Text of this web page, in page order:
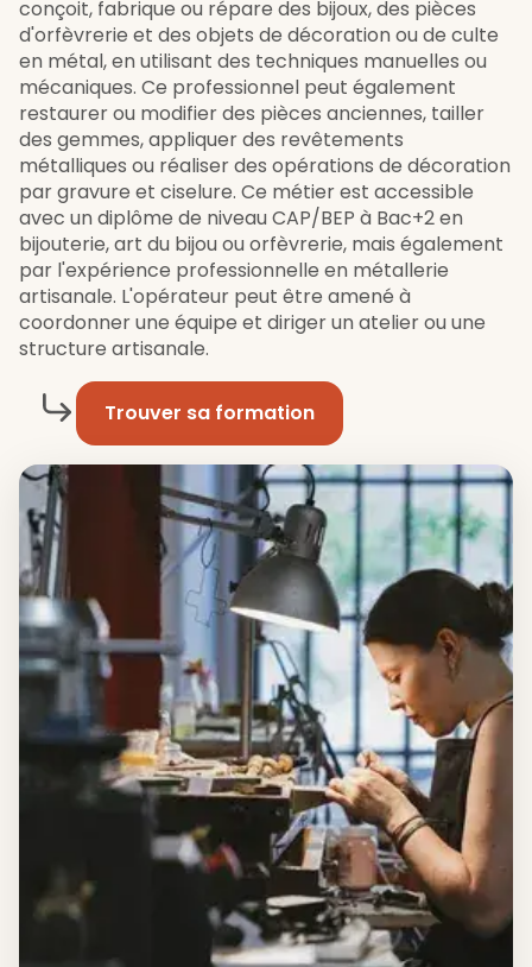
conçoit, fabrique ou répare des bijoux, des pièces
d'orfèvrerie et des objets de décoration ou de culte
en métal, en utilisant des techniques manuelles ou
mécaniques. Ce professionnel peut également
restaurer ou modifier des pièces anciennes, tailler
des gemmes, appliquer des revêtements
métalliques ou réaliser des opérations de décoration
par gravure et ciselure. Ce métier est accessible
avec un diplôme de niveau CAP/BEP à Bac+2 en
bijouterie, art du bijou ou orfèvrerie, mais également
par l'expérience professionnelle en métallerie
artisanale. L'opérateur peut être amené à
coordonner une équipe et diriger un atelier ou une
structure artisanale.
Trouver sa formation